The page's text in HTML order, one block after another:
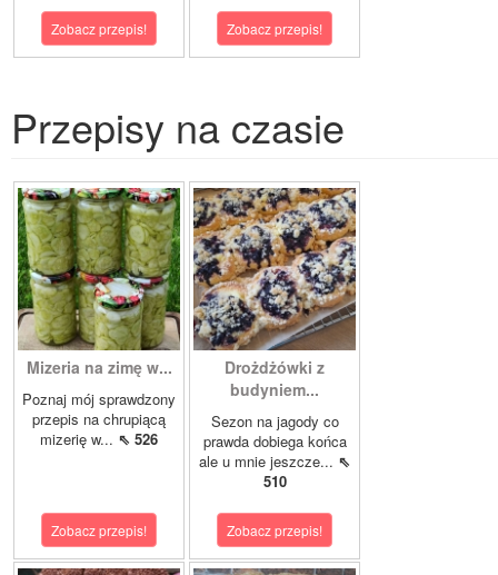
Zobacz przepis! Zobacz przepis!
Przepisy na czasie
Mizeria na zimę w...
Poznaj mój sprawdzony
przepis na chrupiącą
mizerię w... ⇖ 526
Zobacz przepis!
Drożdżówki z
budyniem...
Sezon na jagody co
prawda dobiega końca
ale u mnie jeszcze... ⇖
510
Zobacz przepis!